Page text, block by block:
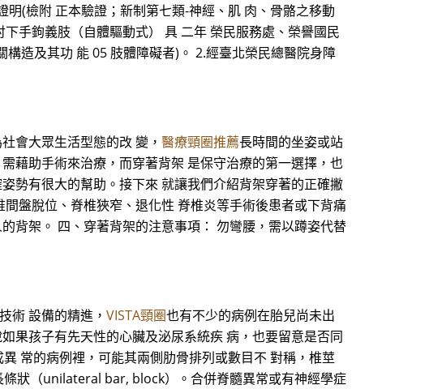
(檢附 正本驗證；新制第七類-神經、肌 肉、骨骼之移動
手鉤義肢（自體驅動式） 具 二年 榮民服務處、榮譽國民
造及其功 能 05 肢體障礙者)。 2.經臺北榮民總醫院身障
會大眾生活型態的改 變， 醫療頸圈推薦長時間的坐姿或站
藉助手術來治療，而穿著背架 是保守治療的第一選擇，也
勢有很大的幫助。接下來 就讓我們介紹背架穿著的正確撇
盤脫位、脊椎狹窄、退化性 脊椎炎等手術後患者或下背痛
背架。 四、穿著背架的注意事項： 勿彎腰，需以蹲姿代替
術 設備的精進， VISTA頸圈也有不少的病例在胎兒尚未出
果孩子有先天性的心臟及泌尿系統疾 病，也要留意是否同
常的病例裡，可能其兩側肋骨排列或數目不 對稱，椎莖
條狀（unilateral bar, block）。合併脊髓異常或有神經學症